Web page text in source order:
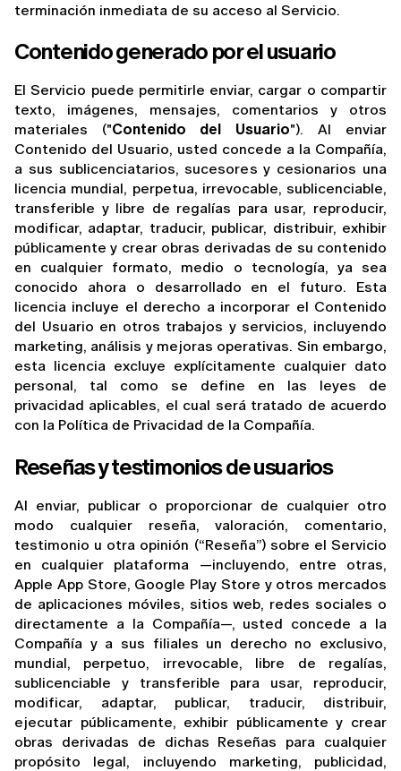
terminación inmediata de su acceso al Servicio.
Contenido generado por el usuario
El Servicio puede permitirle enviar, cargar o compartir
texto, imágenes, mensajes, comentarios y otros
materiales ("Contenido del Usuario"). Al enviar
Contenido del Usuario, usted concede a la Compañía,
a sus sublicenciatarios, sucesores y cesionarios una
licencia mundial, perpetua, irrevocable, sublicenciable,
transferible y libre de regalías para usar, reproducir,
modificar, adaptar, traducir, publicar, distribuir, exhibir
públicamente y crear obras derivadas de su contenido
en cualquier formato, medio o tecnología, ya sea
conocido ahora o desarrollado en el futuro. Esta
licencia incluye el derecho a incorporar el Contenido
del Usuario en otros trabajos y servicios, incluyendo
marketing, análisis y mejoras operativas. Sin embargo,
esta licencia excluye explícitamente cualquier dato
personal, tal como se define en las leyes de
privacidad aplicables, el cual será tratado de acuerdo
con la Política de Privacidad de la Compañía.
Reseñas y testimonios de usuarios
Al enviar, publicar o proporcionar de cualquier otro
modo cualquier reseña, valoración, comentario,
testimonio u otra opinión (“Reseña”) sobre el Servicio
en cualquier plataforma —incluyendo, entre otras,
Apple App Store, Google Play Store y otros mercados
de aplicaciones móviles, sitios web, redes sociales o
directamente a la Compañía—, usted concede a la
Compañía y a sus filiales un derecho no exclusivo,
mundial, perpetuo, irrevocable, libre de regalías,
sublicenciable y transferible para usar, reproducir,
modificar, adaptar, publicar, traducir, distribuir,
ejecutar públicamente, exhibir públicamente y crear
obras derivadas de dichas Reseñas para cualquier
propósito legal, incluyendo marketing, publicidad,